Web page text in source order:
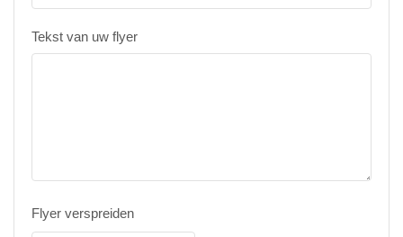
Tekst van uw flyer
Flyer verspreiden